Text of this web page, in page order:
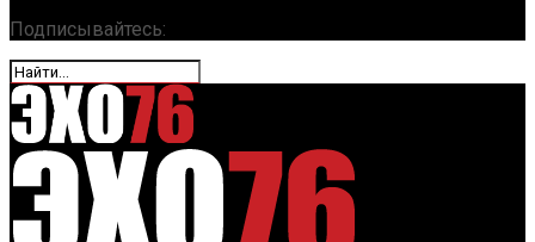
Подписывайтесь: